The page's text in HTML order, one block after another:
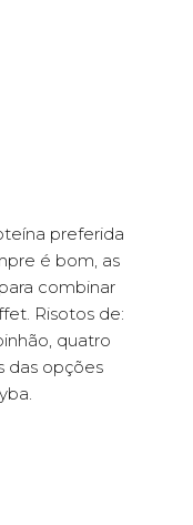
preferida
é bom, as
combinar
Risotos de:
quatro
das opções